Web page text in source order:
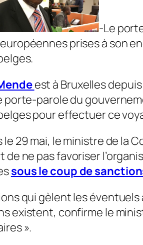
-Le
prises à son
est à Bruxelles
porte-parole du
pour effectuer ce
le 29 mai, le ministre de la
de ne pas favoriser
sous le coup de
qui gèlent les
existent, confirme le
».